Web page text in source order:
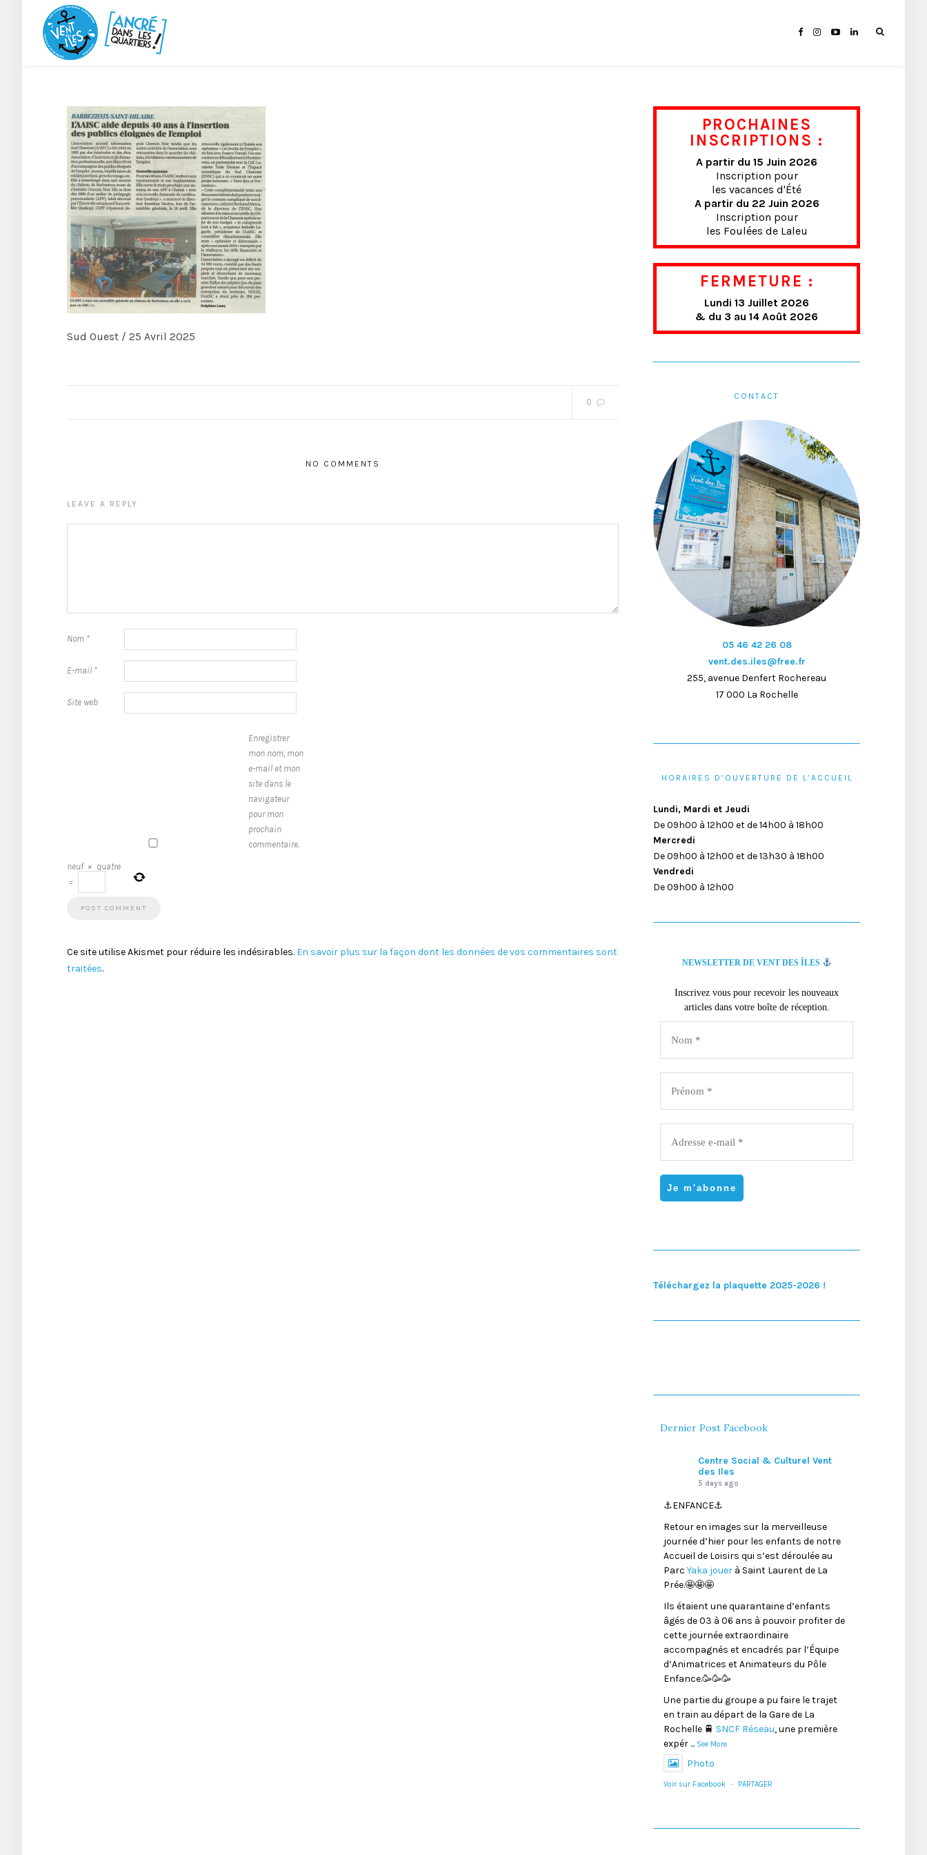
Sud Ouest / 25 Avril 2025
0
NO COMMENTS
LEAVE A REPLY
Nom *
E-mail *
Site web
Enregistrer
mon nom, mon
e-mail et mon
site dans le
navigateur
pour mon
prochain
commentaire.
neuf × quatre
=
Ce site utilise Akismet pour réduire les indésirables. En savoir plus sur la façon dont les données de vos commentaires sont
traitées.
PROCHAINES
INSCRIPTIONS :
A partir du 15 Juin 2026
Inscription pour
les vacances d'Été
A partir du 22 Juin 2026
Inscription pour
les Foulées de Laleu
FERMETURE :
Lundi 13 Juillet 2026
& du 3 au 14 Août 2026
CONTACT
05 46 42 26 08
vent.des.iles@free.fr
255, avenue Denfert Rochereau
17 000 La Rochelle
HORAIRES D’OUVERTURE DE L’ACCUEIL
Lundi, Mardi et Jeudi
De 09h00 à 12h00 et de 14h00 à 18h00
Mercredi
De 09h00 à 12h00 et de 13h30 à 18h00
Vendredi
De 09h00 à 12h00
NEWSLETTER DE VENT DES ÎLES
Inscrivez vous pour recevoir les nouveaux
articles dans votre boîte de réception.
Téléchargez la plaquette 2025-2026 !
Dernier Post Facebook
Centre Social & Culturel Vent
des Iles
5 days ago
⚓️ENFANCE⚓️
Retour en images sur la merveilleuse
journée d’hier pour les enfants de notre
Accueil de Loisirs qui s’est déroulée au
Parc Yaka jouer à Saint Laurent de La
Prée.🤩🤩🤩
Ils étaient une quarantaine d’enfants
âgés de 03 à 06 ans à pouvoir profiter de
cette journée extraordinaire
accompagnés et encadrés par l’Équipe
d’Animatrices et Animateurs du Pôle
Enfance.🥳🥳🥳
Une partie du groupe a pu faire le trajet
en train au départ de la Gare de La
Rochelle 🚆 SNCF Réseau, une première
expér ... See More
Photo
Voir sur Facebook · PARTAGER